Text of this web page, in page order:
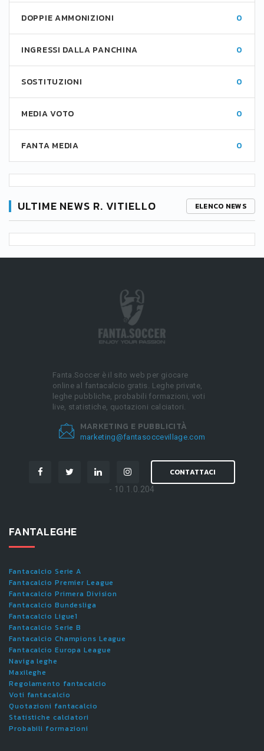
DOPPIE AMMONIZIONI 0
INGRESSI DALLA PANCHINA 0
SOSTITUZIONI 0
MEDIA VOTO 0
FANTA MEDIA 0
ULTIME NEWS R. VITIELLO ELENCO NEWS
Fanta.Soccer è il sito web per giocare
online al fantacalcio gratis. Leghe private,
leghe pubbliche, probabili formazioni, voti
live, statistiche, quotazioni calciatori.
MARKETING E PUBBLICITÀ
marketing@fantasoccevillage.com
CONTATTACI
- 10.1.0.204
FANTALEGHE
Fantacalcio Serie A
Fantacalcio Premier League
Fantacalcio Primera Division
Fantacalcio Bundesliga
Fantacalcio Ligue1
Fantacalcio Serie B
Fantacalcio Champions League
Fantacalcio Europa League
Naviga leghe
Maxileghe
Regolamento fantacalcio
Voti fantacalcio
Quotazioni fantacalcio
Statistiche calciatori
Probabili formazioni